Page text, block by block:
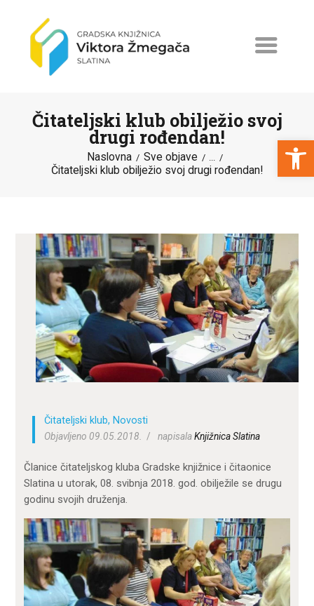
Open toolbar
Čitateljski klub obilježio svoj
drugi rođendan!
Naslovna Sve objave ...
Čitateljski klub obilježio svoj drugi rođendan!
NASLOVNA
PROGRAMI I PROJEKTI
KATALOG
O KNJIŽNICI
ZA KORISNIKE
ODJELI
DOKUMENTI
Čitateljski klub, Novosti
Objavljeno 09.05.2018.
napisalaKnjižnica Slatina
Članice čitateljskog kluba Gradske knjižnice i čitaonice
Slatina u utorak, 08. svibnja 2018. god. obilježile se drugu
godinu svojih druženja.